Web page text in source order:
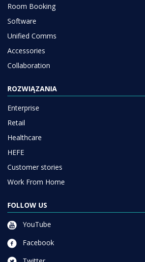
Room Booking
Software
Unified Comms
Accessories
Collaboration
ROZWIĄZANIA
Enterprise
Retail
Healthcare
HEFE
Customer stories
Work From Home
FOLLOW US
YouTube
Facebook